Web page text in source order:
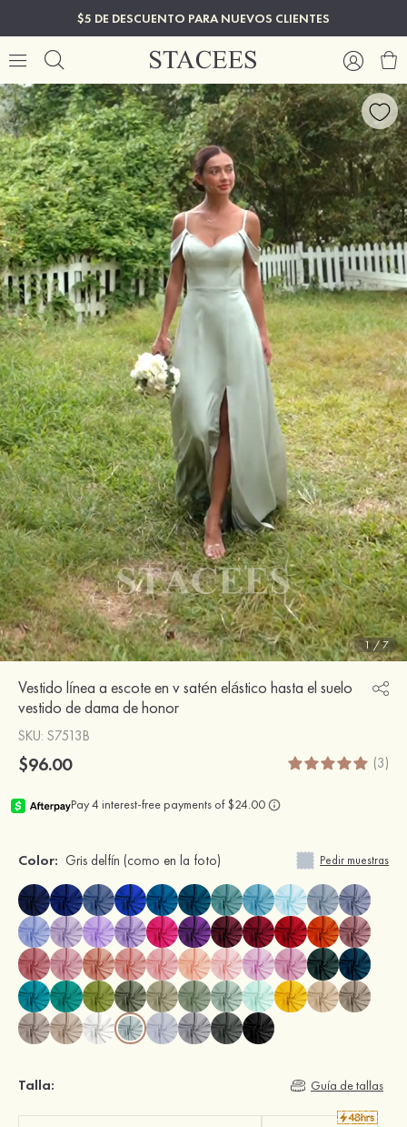
$5 DE DESCUENTO PARA NUEVOS CLIENTES
1/7
Vestido línea a escote en v satén elástico hasta el suelo
vestido de dama de honor
SKU: S7513B
$96.00 (3)
Color: Gris delfín (como en la foto) Pedir muestras
Talla: Guía de tallas